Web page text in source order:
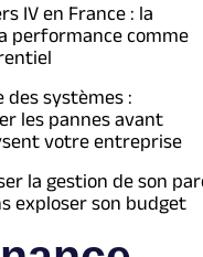
IV en France : la
performance comme
des systèmes :
les pannes avant
votre entreprise
la gestion de son
exploser son budget